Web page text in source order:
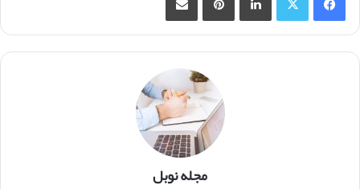
مجله نوبل